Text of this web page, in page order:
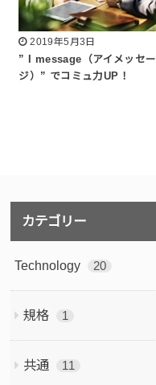
2019年5月3日
” I message（アイメッセー
ジ）” でコミュ力UP！
カテゴリー
Technology 20
規格 1
共通 11